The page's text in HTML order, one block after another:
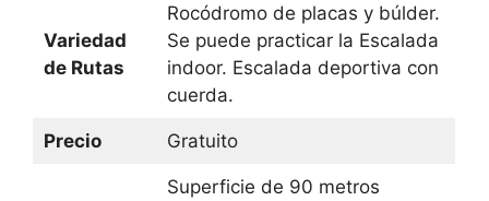
Variedad
de Rutas
Rocódromo de placas y búlder.
Se puede practicar la Escalada
indoor. Escalada deportiva con
cuerda.
Precio Gratuito
Superficie de 90 metros